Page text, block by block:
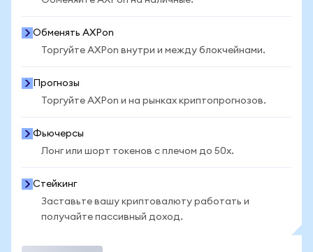
Обменять AXPon
Торгуйте AXPon внутри и между блокчейнами.
Прогнозы
Торгуйте AXPon и на рынках криптопрогнозов.
Фьючерсы
Лонг или шорт токенов с плечом до 50x.
Стейкинг
Заставьте вашу криптовалюту работать и
получайте пассивный доход.